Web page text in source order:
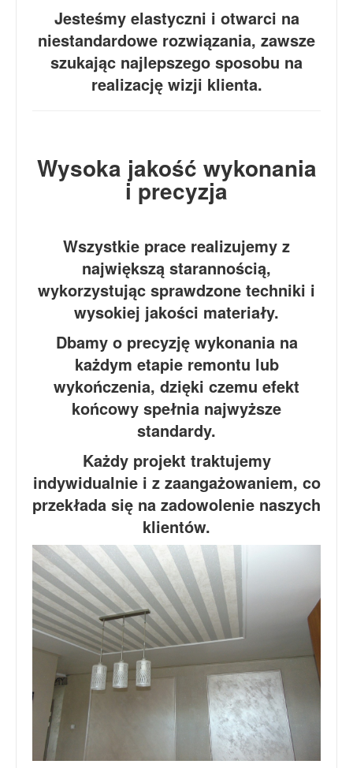
Jesteśmy elastyczni i otwarci na
niestandardowe rozwiązania, zawsze
szukając najlepszego sposobu na
realizację wizji klienta.
Wysoka jakość wykonania
i precyzja
Wszystkie prace realizujemy z
największą starannością,
wykorzystując sprawdzone techniki i
wysokiej jakości materiały.
Dbamy o precyzję wykonania na
każdym etapie remontu lub
wykończenia, dzięki czemu efekt
końcowy spełnia najwyższe
standardy.
Każdy projekt traktujemy
indywidualnie i z zaangażowaniem, co
przekłada się na zadowolenie naszych
klientów.